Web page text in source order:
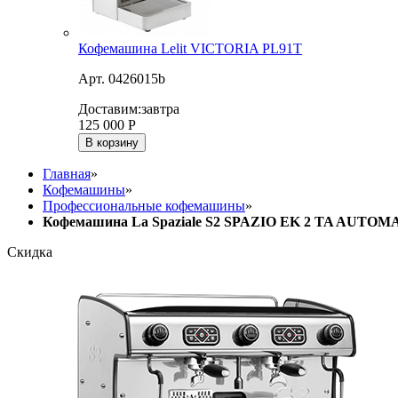
Кофемашина Lelit VICTORIA PL91T
Арт. 0426015b
Доставим:завтра
125 000 Р
В корзину
Главная»
Кофемашины»
Профессиональные кофемашины»
Кофемашина La Spaziale S2 SPAZIO ЕK 2 TA
Скидка